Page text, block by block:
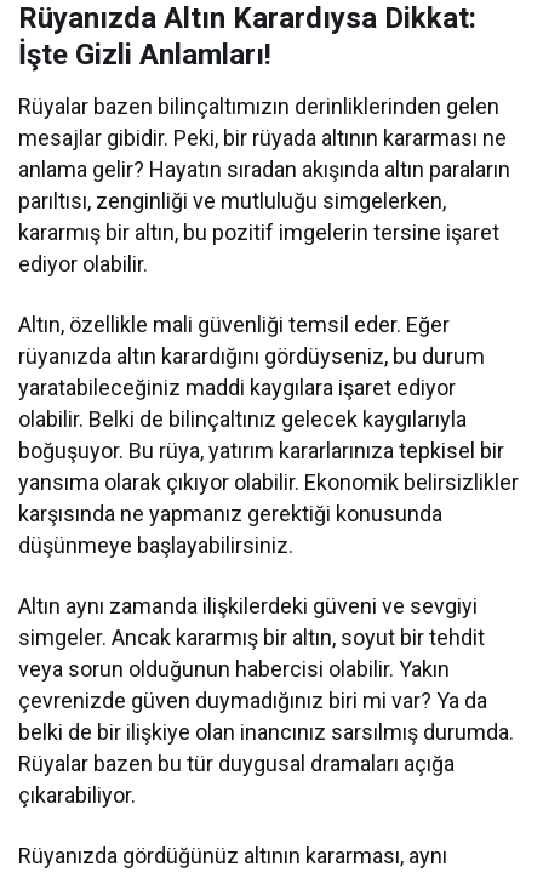
Rüyanızda Altın Karardıysa Dikkat:
İşte Gizli Anlamları!
Rüyalar bazen bilinçaltımızın derinliklerinden gelen
mesajlar gibidir. Peki, bir rüyada altının kararması ne
anlama gelir? Hayatın sıradan akışında altın paraların
parıltısı, zenginliği ve mutluluğu simgelerken,
kararmış bir altın, bu pozitif imgelerin tersine işaret
ediyor olabilir.
Altın, özellikle mali güvenliği temsil eder. Eğer
rüyanızda altın karardığını gördüyseniz, bu durum
yaratabileceğiniz maddi kaygılara işaret ediyor
olabilir. Belki de bilinçaltınız gelecek kaygılarıyla
boğuşuyor. Bu rüya, yatırım kararlarınıza tepkisel bir
yansıma olarak çıkıyor olabilir. Ekonomik belirsizlikler
karşısında ne yapmanız gerektiği konusunda
düşünmeye başlayabilirsiniz.
Altın aynı zamanda ilişkilerdeki güveni ve sevgiyi
simgeler. Ancak kararmış bir altın, soyut bir tehdit
veya sorun olduğunun habercisi olabilir. Yakın
çevrenizde güven duymadığınız biri mi var? Ya da
belki de bir ilişkiye olan inancınız sarsılmış durumda.
Rüyalar bazen bu tür duygusal dramaları açığa
çıkarabiliyor.
Rüyanızda gördüğünüz altının kararması, aynı